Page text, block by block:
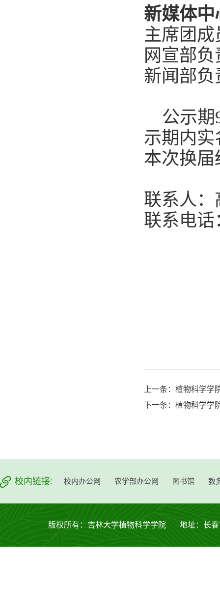
新媒体中
主席团成
网 宣部负
新闻部负
公示期
示期内
本次换
联系人：
联系电话
上一条： 植物科学学
下一条： 植物科学学
校内链接: 校内办公网 农学部办公网 图书馆 教
版权所有：吉林大学植物科学学院 地址：长